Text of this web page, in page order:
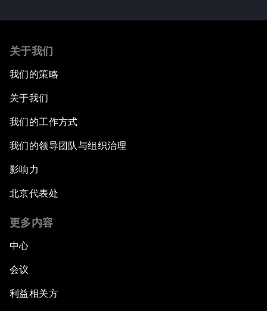
关于我们
我们的策略
关于我们
我们的工作方式
我们的领导团队与组织治理
影响力
北京代表处
更多内容
中心
会议
利益相关方